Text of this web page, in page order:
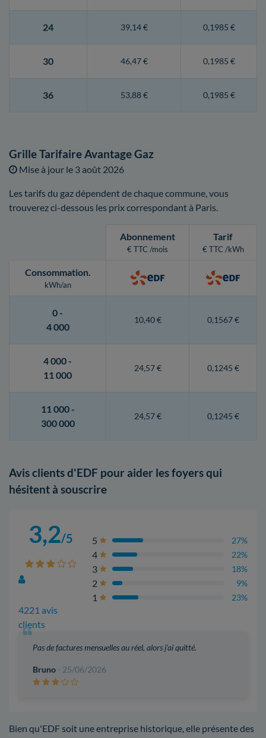
24 39,14 € 0,1985 €
30 46,47 € 0,1985 €
36 53,88 € 0,1985 €
Grille Tarifaire Avantage Gaz
Mise à jour le 3 août 2026
Les tarifs du gaz dépendent de chaque commune, vous
trouverez ci-dessous les prix correspondant à Paris.
Abonnement
€ TTC /mois
Tarif
€ TTC /kWh
Consommation.
kWh/an
0 -
4 000
10,40 € 0,1567 €
4 000 -
11 000
24,57 € 0,1245 €
11 000 -
300 000
24,57 € 0,1245 €
Avis clients d'EDF pour aider les foyers qui
hésitent à souscrire
3,2/5
4221 avis
clients
5 27%
4 22%
3 18%
2 9%
1 23%
Pas de factures mensuelles au réel, alors j'ai quitté.
Bruno - 25/06/2026
Bien qu'EDF soit une entreprise historique, elle présente des